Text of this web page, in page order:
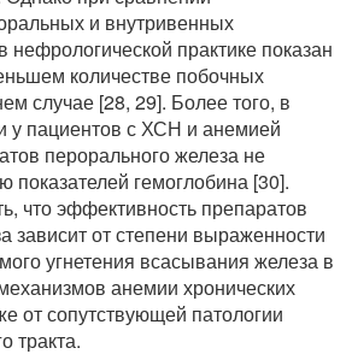
и внутривенных
нефрологической практике показан
количестве побочных
случае [28, 29]. Более того, в
у пациентов с ХСН и анемией
перорального железа не
показателей гемоглобина [30].
что эффективность препаратов
зависит от степени выраженности
угнетения всасывания железа в
анемии хронических
от сопутствующей патологии
тракта.